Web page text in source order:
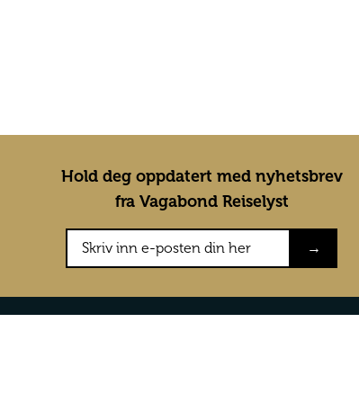
Hold deg oppdatert med nyhetsbrev
fra Vagabond Reiselyst
→